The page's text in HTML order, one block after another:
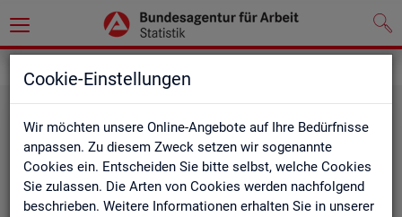
Cookie-Einstellungen
Wir möchten unsere Online-Angebote auf Ihre Bedürfnisse
anpassen. Zu diesem Zweck setzen wir sogenannte
Cookies ein. Entscheiden Sie bitte selbst, welche Cookies
Sie zulassen. Die Arten von Cookies werden nachfolgend
beschrieben. Weitere Informationen erhalten Sie in unserer